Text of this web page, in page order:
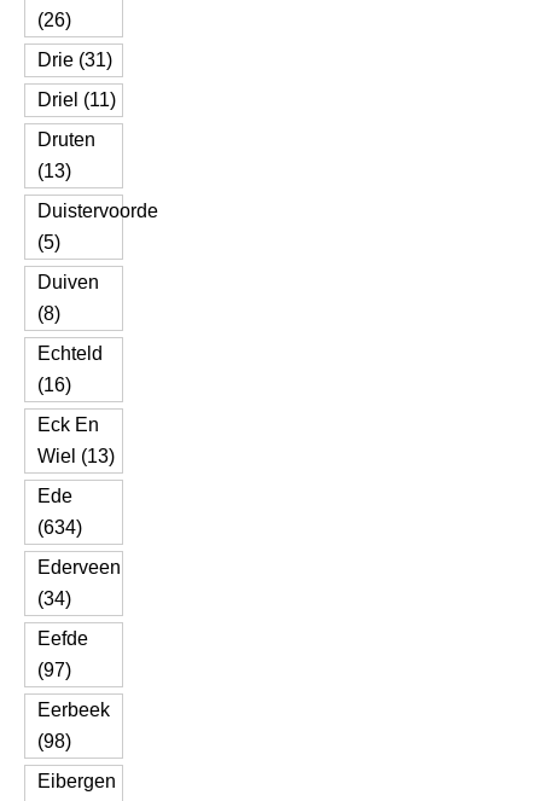
(26)
Drie (31)
Driel (11)
Druten
(13)
Duistervoorde
(5)
Duiven
(8)
Echteld
(16)
Eck En
Wiel (13)
Ede
(634)
Ederveen
(34)
Eefde
(97)
Eerbeek
(98)
Eibergen